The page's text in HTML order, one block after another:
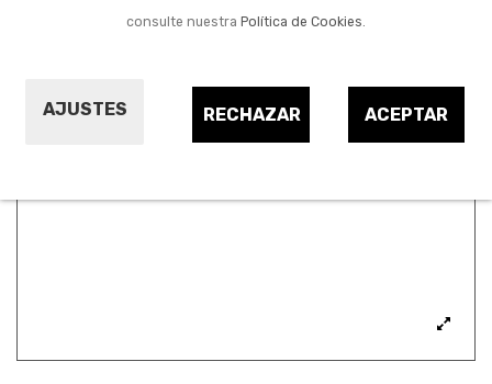
consulte nuestra Política de Cookies.
AJUSTES ACEPTAR
RECHAZAR